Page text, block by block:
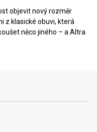
objevit nový rozměr
z klasické obuvi, která
něco jiného – a Altra